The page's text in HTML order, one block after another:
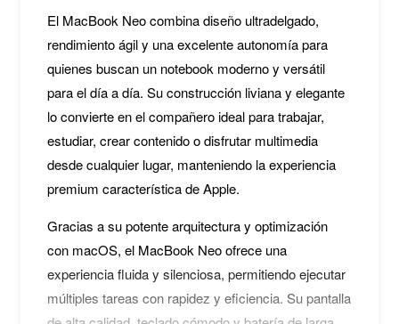
El MacBook Neo combina diseño ultradelgado,
rendimiento ágil y una excelente autonomía para
quienes buscan un notebook moderno y versátil
para el día a día. Su construcción liviana y elegante
lo convierte en el compañero ideal para trabajar,
estudiar, crear contenido o disfrutar multimedia
desde cualquier lugar, manteniendo la experiencia
premium característica de Apple.
Gracias a su potente arquitectura y optimización
con macOS, el MacBook Neo ofrece una
experiencia fluida y silenciosa, permitiendo ejecutar
múltiples tareas con rapidez y eficiencia. Su pantalla